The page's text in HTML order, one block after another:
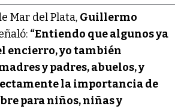
Mar del Plata, Guillermo
“Entiendo que algunos ya
encierro, yo también
y padres, abuelos, y
la importancia de
para niños, niñas y